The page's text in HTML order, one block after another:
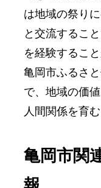
は地域の祭り
と交流するこ
を経験するこ
亀岡市ふるさ
で、地域の価
人間関係を育
亀岡市関